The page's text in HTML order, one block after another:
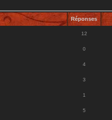
Réponses
12
0
4
3
1
5